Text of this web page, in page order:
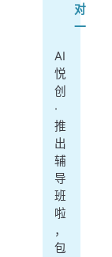
对
一
AI
悦
创
·
推
出
辅
导
班
啦
，
包